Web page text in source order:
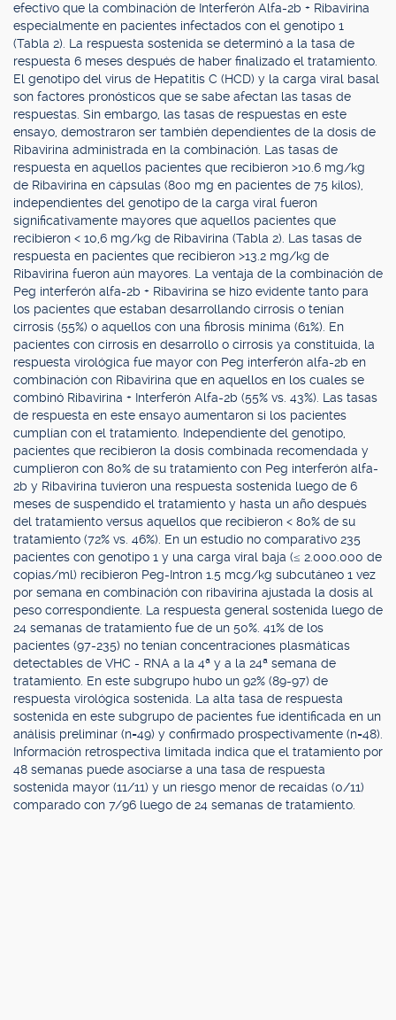
efectivo que la combinación de Interferón Alfa-2b + Ribavirina
especialmente en pacientes infectados con el genotipo 1
(Tabla 2). La respuesta sostenida se determinó a la tasa de
respuesta 6 meses después de haber finalizado el tratamiento.
El genotipo del virus de Hepatitis C (HCD) y la carga viral basal
son factores pronósticos que se sabe afectan las tasas de
respuestas. Sin embargo, las tasas de respuestas en este
ensayo, demostraron ser también dependientes de la dosis de
Ribavirina administrada en la combinación. Las tasas de
respuesta en aquellos pacientes que recibieron >10.6 mg/kg
de Ribavirina en cápsulas (800 mg en pacientes de 75 kilos),
independientes del genotipo de la carga viral fueron
significativamente mayores que aquellos pacientes que
recibieron < 10,6 mg/kg de Ribavirina (Tabla 2). Las tasas de
respuesta en pacientes que recibieron >13.2 mg/kg de
Ribavirina fueron aún mayores. La ventaja de la combinación de
Peg interferón alfa-2b + Ribavirina se hizo evidente tanto para
los pacientes que estaban desarrollando cirrosis o tenían
cirrosis (55%) o aquellos con una fibrosis mínima (61%). En
pacientes con cirrosis en desarrollo o cirrosis ya constituida, la
respuesta virológica fue mayor con Peg interferón alfa-2b en
combinación con Ribavirina que en aquellos en los cuales se
combinó Ribavirina + Interferón Alfa-2b (55% vs. 43%). Las tasas
de respuesta en este ensayo aumentaron si los pacientes
cumplían con el tratamiento. Independiente del genotipo,
pacientes que recibieron la dosis combinada recomendada y
cumplieron con 80% de su tratamiento con Peg interferón alfa-
2b y Ribavirina tuvieron una respuesta sostenida luego de 6
meses de suspendido el tratamiento y hasta un año después
del tratamiento versus aquellos que recibieron < 80% de su
tratamiento (72% vs. 46%). En un estudio no comparativo 235
pacientes con genotipo 1 y una carga viral baja (≤ 2.000.000 de
copias/ml) recibieron Peg-Intron 1.5 mcg/kg subcutáneo 1 vez
por semana en combinación con ribavirina ajustada la dosis al
peso correspondiente. La respuesta general sostenida luego de
24 semanas de tratamiento fue de un 50%. 41% de los
pacientes (97-235) no tenían concentraciones plasmáticas
detectables de VHC - RNA a la 4ª y a la 24ª semana de
tratamiento. En este subgrupo hubo un 92% (89-97) de
respuesta virológica sostenida. La alta tasa de respuesta
sostenida en este subgrupo de pacientes fue identificada en un
análisis preliminar (n=49) y confirmado prospectivamente (n=48).
Información retrospectiva limitada indica que el tratamiento por
48 semanas puede asociarse a una tasa de respuesta
sostenida mayor (11/11) y un riesgo menor de recaídas (0/11)
comparado con 7/96 luego de 24 semanas de tratamiento.